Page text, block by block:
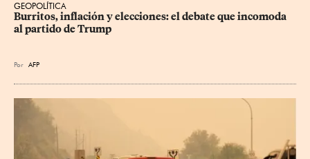
GEOPOLÍTICA
Burritos, inflación y elecciones: el debate que incomoda
al partido de Trump
Por AFP